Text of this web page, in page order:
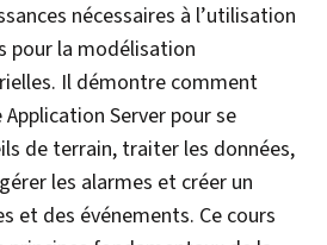
nécessaires à l’utilisation
pour la modélisation
Il démontre comment
Server pour se
de terrain, traiter les données,
les alarmes et créer un
et des événements. Ce cours